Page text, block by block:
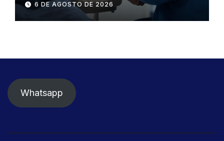
detener el daño renal por
nefritis lúpica
6 DE AGOSTO DE 2026
Whatsapp